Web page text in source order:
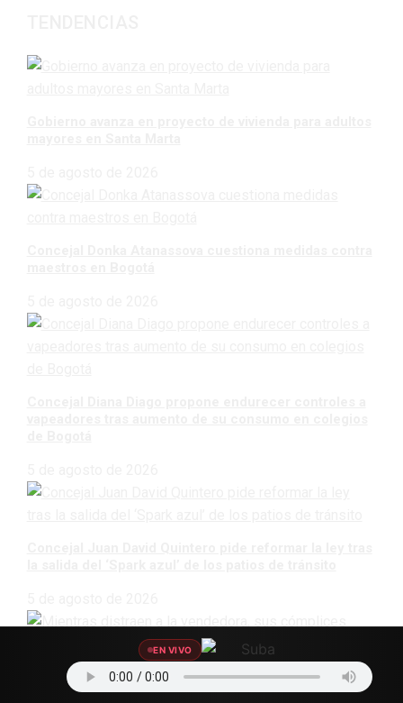
Mientras distraen a la vendedora, sus cómplices roban
con total tranquilidad en la Toscana, Suba
EN VIVO